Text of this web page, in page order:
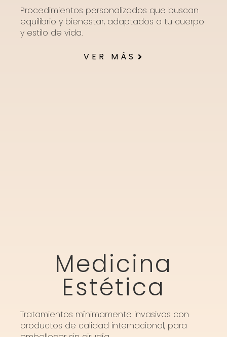
Procedimientos personalizados que buscan
equilibrio y bienestar, adaptados a tu cuerpo
y estilo de vida.
VER MÁS
Medicina
Estética
Tratamientos mínimamente invasivos con
productos de calidad internacional, para